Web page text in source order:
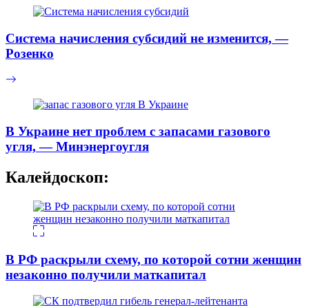
Система начисления субсидий не изменится, —
Розенко
В Украине нет проблем с запасами газового
угля, — Минэнергоугля
Калейдоскоп:
В РФ раскрыли схему, по которой сотни женщин
незаконно получили маткапитал